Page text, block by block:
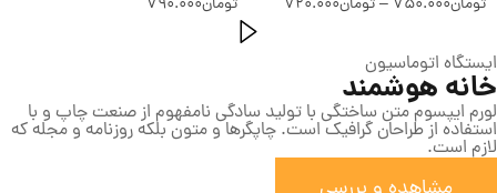
تومان790.000
تومان660.000
ایستگاه اتوماسیون
خانه هوشمند
لورم ایپسوم متن ساختگی با تولید سادگی نامفهوم از صنعت چاپ و با
استفاده از طراحان گرافیک است. چاپگرها و متون بلکه روزنامه و مجله که
لازم است.